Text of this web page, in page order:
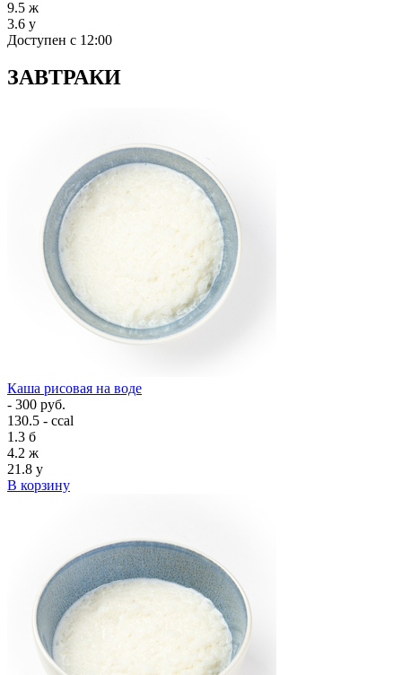
9.5 ж
3.6 у
Доступен с 12:00
ЗАВТРАКИ
Каша рисовая на воде
- 300 руб.
130.5 - ccal
1.3 б
4.2 ж
21.8 у
В корзину